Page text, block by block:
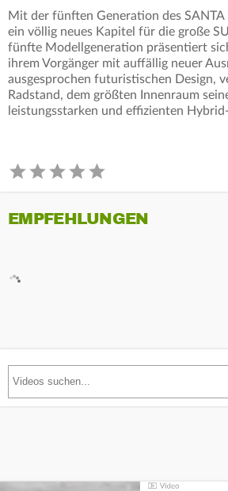
Mit der fünften Generation des SANTA
ein völlig neues Kapitel für die große
fünfte Modellgeneration präsentiert
ihrem Vorgänger mit auffällig neuer
ausgesprochen futuristischen Design,
Radstand, dem größten Innenraum
leistungsstarken und effizienten
EMPFEHLUNGEN